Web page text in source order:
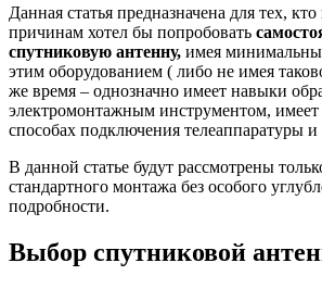
Данная статья предназначена для тех,
причинам хотел бы попробовать
спутниковую антенну, имея
этим оборудованием ( либо не имея
же время – однозначно имеет навыки
электромонтажным инструментом, имеет
способах подключения телеаппаратуры
В данной статье будут рассмотрены
стандартного монтажа без особого
подробности.
Выбор спутниковой